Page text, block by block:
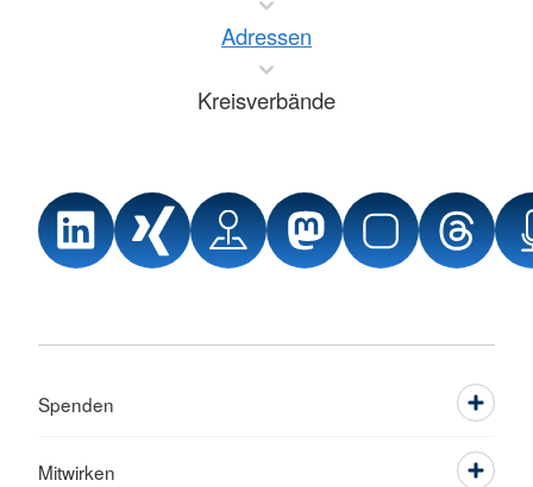
Adressen
Kreisverbände
Spenden
Mitwirken